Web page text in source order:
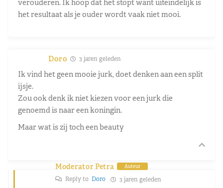
verouderen. Ik hoop dat het stopt want uiteindelijk is
het resultaat als je ouder wordt vaak niet mooi.
Doro 3 jaren geleden
Ik vind het geen mooie jurk, doet denken aan een split
ijsje.
Zou ook denk ik niet kiezen voor een jurk die
genoemd is naar een koningin.
Maar wat is zij toch een beauty
Moderator Petra Auteur
Reply to Doro 3 jaren geleden